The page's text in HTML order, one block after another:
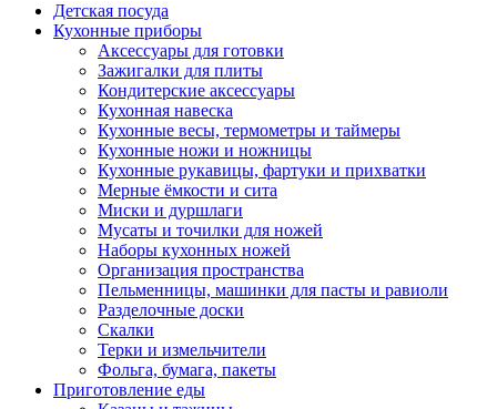
Детская посуда
Кухонные приборы
Аксессуары для готовки
Зажигалки для плиты
Кондитерские аксессуары
Кухонная навеска
Кухонные весы, термометры и таймеры
Кухонные ножи и ножницы
Кухонные рукавицы, фартуки и прихватки
Мерные ёмкости и сита
Миски и дуршлаги
Мусаты и точилки для ножей
Наборы кухонных ножей
Организация пространства
Пельменницы, машинки для пасты и равиоли
Разделочные доски
Скалки
Терки и измельчители
Фольга, бумага, пакеты
Приготовление еды